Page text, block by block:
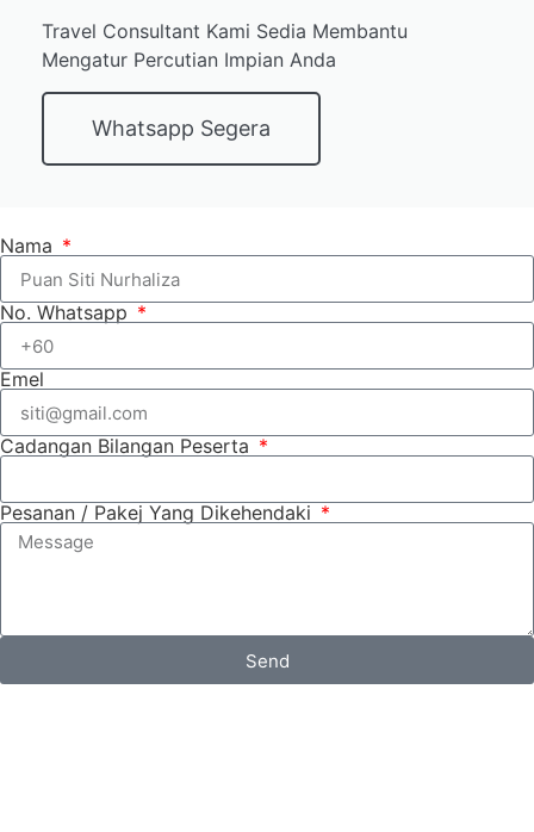
Travel Consultant Kami Sedia Membantu
Mengatur Percutian Impian Anda
Whatsapp Segera
Nama
No. Whatsapp
Emel
Cadangan Bilangan Peserta
Pesanan / Pakej Yang Dikehendaki
Send